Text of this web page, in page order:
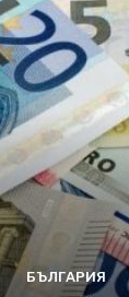
БЪЛГАРИЯ